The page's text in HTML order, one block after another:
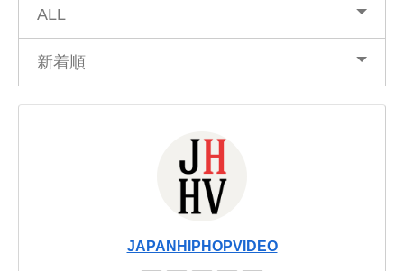
ALL
新着順
JAPANHIPHOPVIDEO